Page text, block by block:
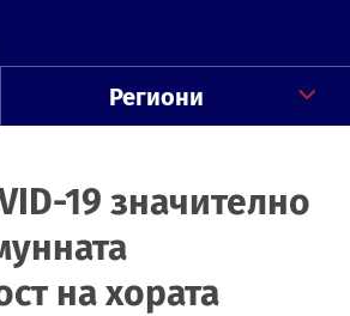
Региони
19 значително
на хората